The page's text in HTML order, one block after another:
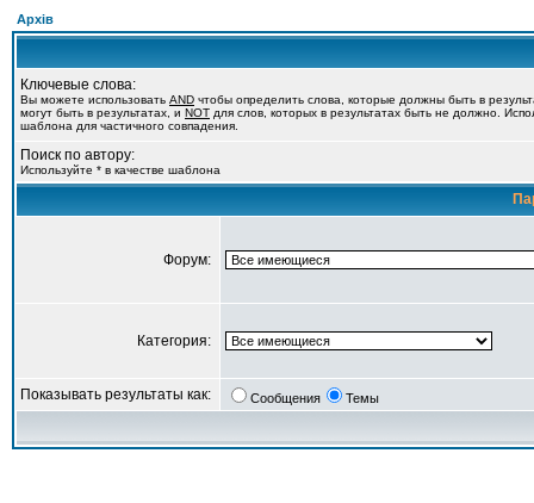
Архів
Ключевые слова:
Вы можете использовать AND чтобы определить слова, которые должны быть в
могут быть в результатах, и NOT для слов, которых в результатах быть не должно.
шаблона для частичного совпадения.
Поиск по автору:
Используйте * в качестве шаблона
Форум:
Категория:
Показывать результаты как: Сообщения Темы